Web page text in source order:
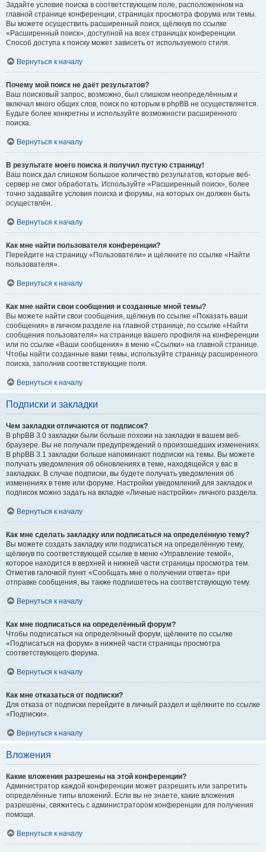
Задайте условие поиска в соответствующем поле, расположенном на
главной странице конференции, страницах просмотра форума или темы.
Вы можете осуществить расширенный поиск, щёлкнув по ссылке
«Расширенный поиск», доступной на всех страницах конференции.
Способ доступа к поиску может зависеть от используемого стиля.
Вернуться к началу
Почему мой поиск не даёт результатов?
Ваш поисковый запрос, возможно, был слишком неопределённым и
включал много общих слов, поиск по которым в phpBB не осуществляется.
Будьте более конкретны и используйте возможности расширенного
поиска.
Вернуться к началу
В результате моего поиска я получил пустую страницу!
Ваш поиск дал слишком большое количество результатов, которые веб-
сервер не смог обработать. Используйте «Расширенный поиск», более
точно задавайте условия поиска и форумы, на которых он должен быть
осуществлён.
Вернуться к началу
Как мне найти пользователя конференции?
Перейдите на страницу «Пользователи» и щёлкните по ссылке «Найти
пользователя».
Вернуться к началу
Как мне найти свои сообщения и созданные мной темы?
Вы можете найти свои сообщения, щёлкнув по ссылке «Показать ваши
сообщения» в личном разделе на главной странице, по ссылке «Найти
сообщения пользователя» на странице вашего профиля на конференции
или по ссылке «Ваши сообщения» в меню «Ссылки» на главной странице.
Чтобы найти созданные вами темы, используйте страницу расширенного
поиска, заполнив соответствующие поля.
Вернуться к началу
Подписки и закладки
Чем закладки отличаются от подписок?
В phpBB 3.0 закладки были больше похожи на закладки в вашем веб-
браузере. Вы не получали предупреждений о произошедших изменениях.
В phpBB 3.1 закладки больше напоминают подписки на темы. Вы можете
получать уведомления об обновлениях в теме, находящейся у вас в
закладках. В случае подписки, вы будете получать уведомления об
изменениях в теме или форуме. Настройки уведомлений для закладок и
подписок можно задать на вкладке «Личные настройки» личного раздела.
Вернуться к началу
Как мне сделать закладку или подписаться на определённую тему?
Вы можете создать закладку или подписаться на определённую тему,
щёлкнув по соответствующей ссылке в меню «Управление темой»,
которое находится в верхней и нижней части страницы просмотра тем.
Отметив галочкой пункт «Сообщать мне о получении ответа» при
отправке сообщения, вы также подпишетесь на соответствующую тему.
Вернуться к началу
Как мне подписаться на определённый форум?
Чтобы подписаться на определённый форум, щёлкните по ссылке
«Подписаться на форум» в нижней части страницы просмотра
соответствующего форума.
Вернуться к началу
Как мне отказаться от подписки?
Для отказа от подписки перейдите в личный раздел и щёлкните по ссылке
«Подписки».
Вернуться к началу
Вложения
Какие вложения разрешены на этой конференции?
Администратор каждой конференции может разрешить или запретить
определённые типы вложений. Если вы не знаете, какие вложения
разрешены, свяжитесь с администратором конференции для получения
помощи.
Вернуться к началу